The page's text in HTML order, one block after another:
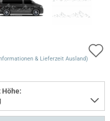
& Lieferzeit Ausland)
Höhe: